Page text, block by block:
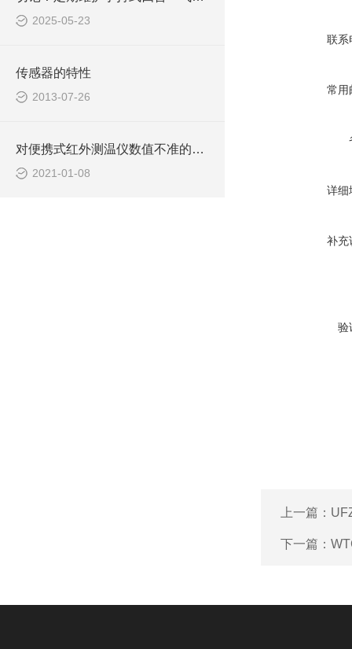
2025-05-23
传感器的特性
2013-07-26
对便携式红外测温仪数值不准的校准解读
2021-01-08
联系
常用
详细
补充
验
上一篇：
下一篇：